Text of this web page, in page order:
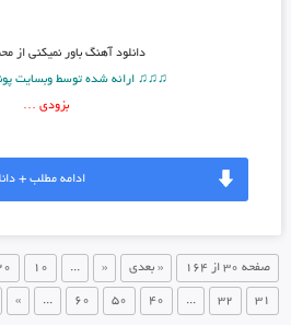
دانلود آهنگ باور نمیکنی از
♫♫♫ ارائه شده توسط وبسایت
بزودی …
ادامه مطلب +
صفحه 30 از 164 « بعدی «
...
10
31
32
...
40
50
60
...
»